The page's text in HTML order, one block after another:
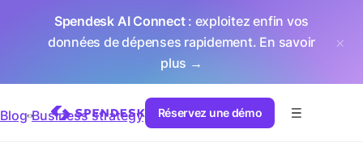
Spendesk AI Connect: exploitez enfin vos
données de dépenses rapidement. En savoir
plus →
Réservez une démo
Blog Business strategy